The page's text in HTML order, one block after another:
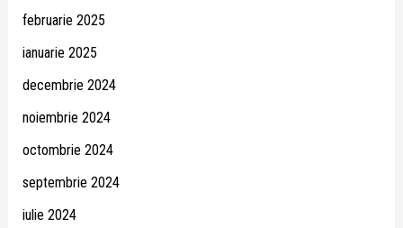
februarie 2025
ianuarie 2025
decembrie 2024
noiembrie 2024
octombrie 2024
septembrie 2024
iulie 2024